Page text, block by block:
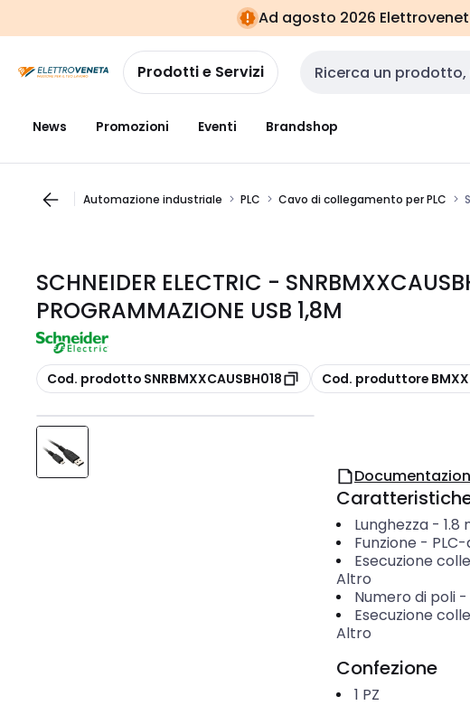
navigazionealla
pagina
Ad agosto 2026
Prodotti e Servizi Cerca input
News Promozioni Eventi Brandshop
Automazione industriale PLC Cavo di collegamento per PLC
SCHNEIDER ELECTRIC -
PROGRAMMAZIONE USB 1,8M
copia
Cod. prodotto SNRBMXXCAUSBH018 copia
Cod. produttore
Lunghezza- 1.8
Funzione -
Esecuzione
Altro
Numero di poli-
Esecuzione
Altro
Confezione
1 PZ